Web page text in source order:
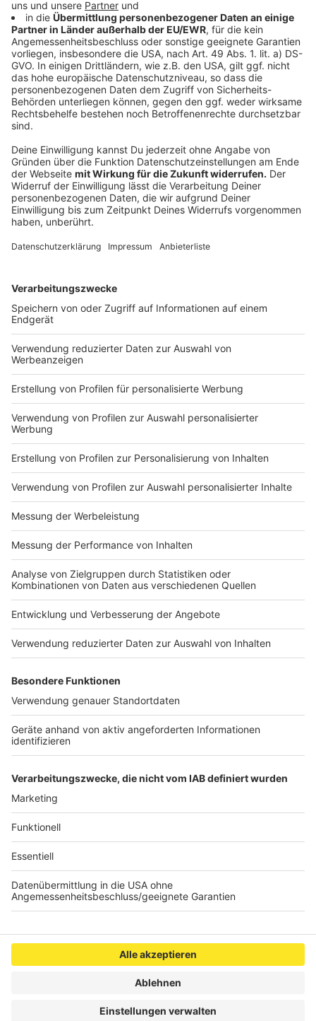
umlegen. Wenn Vermieter in klimafreundliche
Heizungen investieren, können maximal zehn
Prozent auf Mieter umgelegt werden. Aber auch
nur, wenn staatliche Förderungen in Anspruch
genommen werden. Wird auf die Förderung
verzichtet, sind es nur acht Prozent.
Anzeige
Was bedeuten 65 Prozent regenerativer
Energien?
Anzeige
gibt es unterschiedliche Möglichkeiten oder Wege:
Wärmepumpe
Stromdirektheizung
Anschluss an (Fern)Wärmenetz
Heizung auf Basis von Solarthermie
Biomasseheizung (Holz oder Pellets)
Heizung, die erneuerbare Energien oder Flüssiggas
nutzt (nur in Bestandsgebäuden)
Hybrid-Heizung (Kombination aus Gas/Öl und
erneuerbaren Energiequellen)
Anzeige
Umstrittenes Heizungsgesetz
Angaben die sogenannte Wärmewende im
Gebäudebereich voranbringen und so das Klima
schützen. Das Gesetz hatte für teils heftige Kritik
gesorgt, sowohl von Oppositionsseite als auch von
vom Bundestag beschlossen, nachdem die
Bundesregierung über die Sommerpause hinweg am
Gesetz Änderungen vorgenommen hatte.
Anzeige